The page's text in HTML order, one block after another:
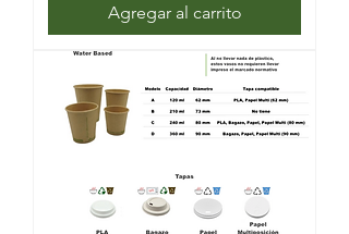
Agregar al carrito